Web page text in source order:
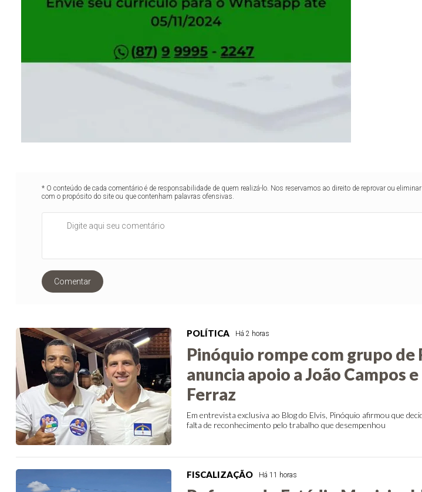
* O conteúdo de cada comentário é de responsabilidade de quem realizá-lo. Nos reservamos ao direito de reprovar ou
com o propósito do site ou que contenham palavras ofensivas.
Comentar
POLÍTICA Há 2 horas
Pinóquio rompe com grupo de
anuncia apoio a João Campos
Ferraz
Em entrevista exclusiva ao Blog do Elvis, Pinóquio afirmou que
falta de reconhecimento pelo trabalho que desempenhou
FISCALIZAÇÃO Há 11 horas